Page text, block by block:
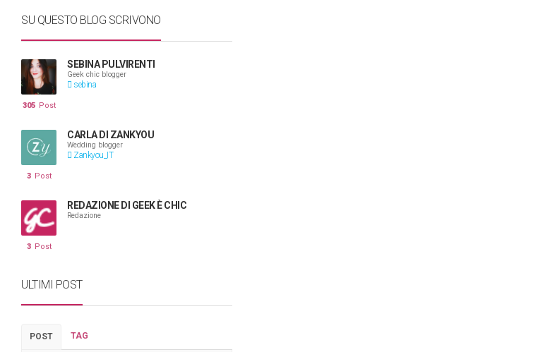
SU QUESTO BLOG SCRIVONO
SEBINA PULVIRENTI
Geek chic blogger
sebina
305 Post
CARLA DI ZANKYOU
Wedding blogger
Zankyou_IT
3 Post
REDAZIONE DI GEEK È CHIC
Redazione
3 Post
ULTIMI POST
POST TAG